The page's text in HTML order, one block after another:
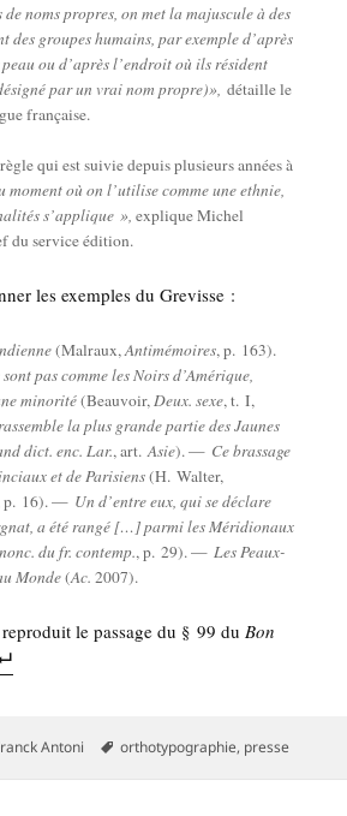
de noms propres, on met la majus­cule à des
des groupes humains, par exemple d’après
ou d’après l’endroit où ils résident
par un vrai nom propre)», détaille le
française.
qui est sui­vie depuis plu­sieurs années à
moment où on l’utilise comme une eth­nie,
s’applique », explique Michel
du ser­vice édition.
les exemples du Grevisse :
(Mal­raux,Anti­mé­moires, p. 163).
sont pas comme les Noirs d’Amérique,
mino­ri­té(Beau­voir,Deux. sexe, t. I,
la plus grande par­tie des Jaunes
dict. enc. Lar., art.Asie). — Ce bras­sage
et de Pari­siens(H. Wal­ter,
p. 16). — Un d’entre eux, qui se déclare
a été ran­gé […] par­mi les Méri­dio­naux
du fr. contemp., p. 29). —Les Peaux-
Monde(Ac. 2007).
le pas­sage du § 99 du Bon
Antoni
Mots-
orthotypographie, presse